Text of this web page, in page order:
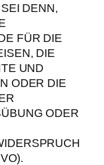
DENN,
FÜR DIE
DIE
UND
ODER DIE
ODER